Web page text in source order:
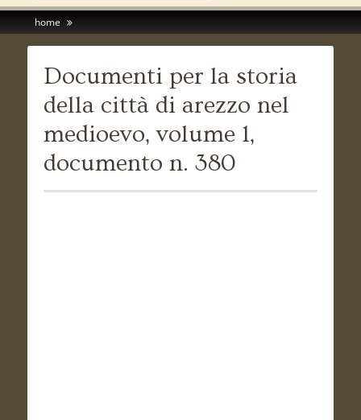
home
Documenti per la storia
della città di arezzo nel
medioevo, volume 1,
documento n. 380